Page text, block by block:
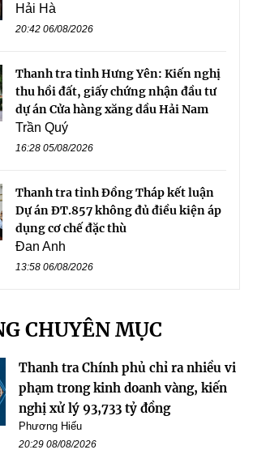
Hải Hà
20:42 06/08/2026
Thanh tra tỉnh Hưng Yên: Kiến nghị
thu hồi đất, giấy chứng nhận đầu tư
dự án Cửa hàng xăng dầu Hải Nam
Trần Quý
16:28 05/08/2026
Thanh tra tỉnh Đồng Tháp kết luận
Dự án ĐT.857 không đủ điều kiện áp
dụng cơ chế đặc thù
Đan Anh
13:58 06/08/2026
CHUYÊN MỤC
Thanh tra Chính phủ chỉ ra nhiều vi
phạm trong kinh doanh vàng, kiến
nghị xử lý 93,733 tỷ đồng
Phương Hiếu
20:29 08/08/2026